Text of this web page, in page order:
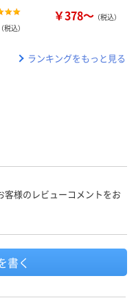
（税込）
￥378～ （税込）
ランキングをもっと見る
客様のレビューコメントをお
書く